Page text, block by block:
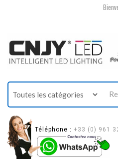
Téléphone : +33 (0) 961